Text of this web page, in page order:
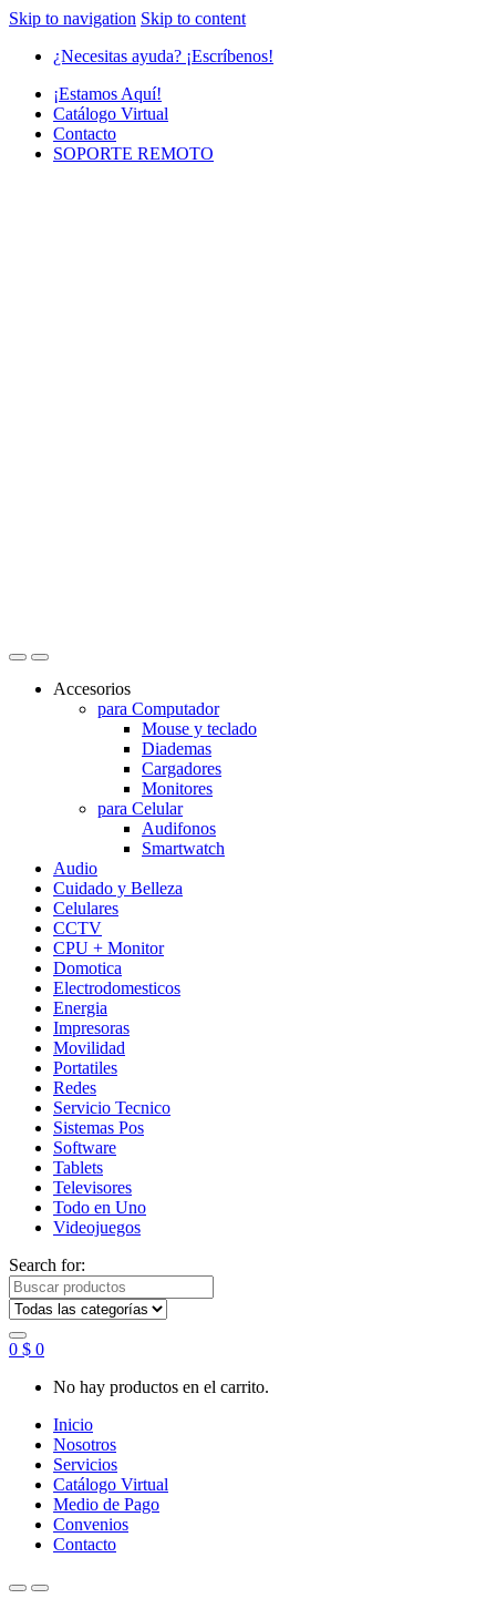
Skip to navigation Skip to content
¿Necesitas ayuda? ¡Escríbenos!
¡Estamos Aquí!
Catálogo Virtual
Contacto
SOPORTE REMOTO
Accesorios
para Computador
Mouse y teclado
Diademas
Cargadores
Monitores
para Celular
Audifonos
Smartwatch
Audio
Cuidado y Belleza
Celulares
CCTV
CPU + Monitor
Domotica
Electrodomesticos
Energia
Impresoras
Movilidad
Portatiles
Redes
Servicio Tecnico
Sistemas Pos
Software
Tablets
Televisores
Todo en Uno
Videojuegos
Search for:
0 $ 0
No hay productos en el carrito.
Inicio
Nosotros
Servicios
Catálogo Virtual
Medio de Pago
Convenios
Contacto